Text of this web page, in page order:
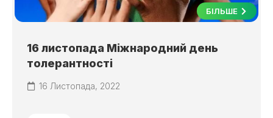
БІЛЬШЕ
16 листопада Міжнародний день
толерантності
16 Листопада, 2022